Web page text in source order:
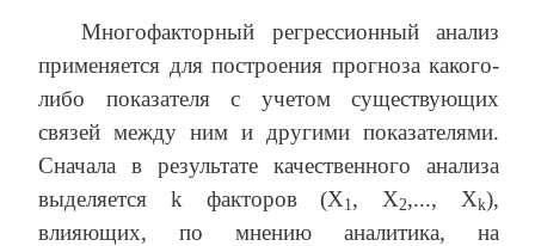
Многофакторный регрессионный анализ
применяется для построения прогноза какого-
либо показателя с учетом существующих
связей между ним и другими показателями.
Сначала в результате качественного анализа
выделяется k факторов (X1, X2,..., Xk),
влияющих, по мнению аналитика, на